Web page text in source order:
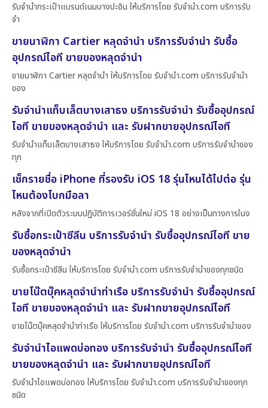
รับจำนำกระเป๋าแบรนด์เนมบางปะอิน ให้บริการโดย รับจํานํา.com บริการรับ
จำ
ขายนาฬิกา Cartier หลุดจำนำ บริการรับจำนำ รับซื้อ
อุปกรณ์ไอที ขายของหลุดจำนำ
ขายนาฬิกา Cartier หลุดจำนำ ให้บริการโดย รับจํานํา.com บริการรับจำนำ
ของ
รับจำนำแท็บเล็ตบางเสาธง บริการรับจำนำ รับซื้ออุปกรณ์
ไอที ขายของหลุดจำนำ และ รับฝากขายอุปกรณ์ไอที
รับจำนำแท็บเล็ตบางเสาธง ให้บริการโดย รับจํานํา.com บริการรับจำนำของ
ทุก
เช็กรายชื่อ iPhone ที่รองรับ iOS 18 รุ่นไหนได้ไปต่อ รุ่น
ไหนต้องโบกมือลา
หลังจากที่เปิดตัวระบบปฏิบัติการเวอร์ชั่นใหม่ iOS 18 อย่างเป็นทางการในง
รับซื้อกระเป๋าซีลีน บริการรับจำนำ รับซื้ออุปกรณ์ไอที ขาย
ของหลุดจำนำ
รับซื้อกระเป๋าซีลีน ให้บริการโดย รับจํานํา.com บริการรับจำนำของทุกชนิด
ขายโน๊ตบุ๊คหลุดจำนำท่าเรือ บริการรับจำนำ รับซื้ออุปกรณ์
ไอที ขายของหลุดจำนำ และ รับฝากขายอุปกรณ์ไอที
ขายโน๊ตบุ๊คหลุดจำนำท่าเรือ ให้บริการโดย รับจํานํา.com บริการรับจำนำของ
รับจำนำไอแพดบ่อทอง บริการรับจำนำ รับซื้ออุปกรณ์ไอที
ขายของหลุดจำนำ และ รับฝากขายอุปกรณ์ไอที
รับจำนำไอแพดบ่อทอง ให้บริการโดย รับจํานํา.com บริการรับจำนำของทุก
ชนิด